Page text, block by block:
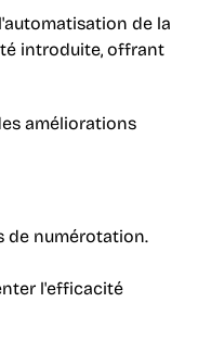
de la
introduite, offrant
améliorations
de numérotation.
l'efficacité